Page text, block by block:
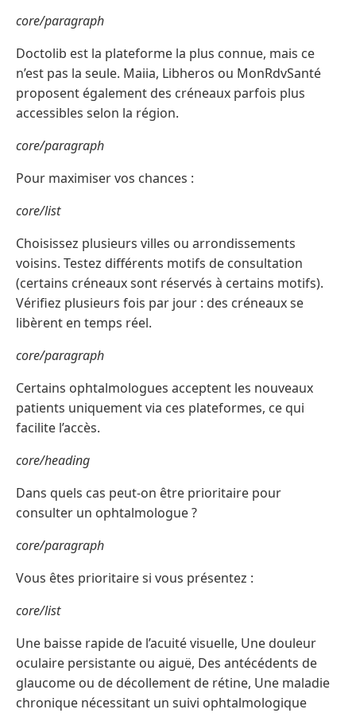
core/paragraph
Doctolib est la plateforme la plus connue, mais ce
n’est pas la seule. Maiia, Libheros ou MonRdvSanté
proposent également des créneaux parfois plus
accessibles selon la région.
core/paragraph
Pour maximiser vos chances :
core/list
Choisissez plusieurs villes ou arrondissements
voisins. Testez différents motifs de consultation
(certains créneaux sont réservés à certains motifs).
Vérifiez plusieurs fois par jour : des créneaux se
libèrent en temps réel.
core/paragraph
Certains ophtalmologues acceptent les nouveaux
patients uniquement via ces plateformes, ce qui
facilite l’accès.
core/heading
Dans quels cas peut-on être prioritaire pour
consulter un ophtalmologue ?
core/paragraph
Vous êtes prioritaire si vous présentez :
core/list
Une baisse rapide de l’acuité visuelle, Une douleur
oculaire persistante ou aiguë, Des antécédents de
glaucome ou de décollement de rétine, Une maladie
chronique nécessitant un suivi ophtalmologique